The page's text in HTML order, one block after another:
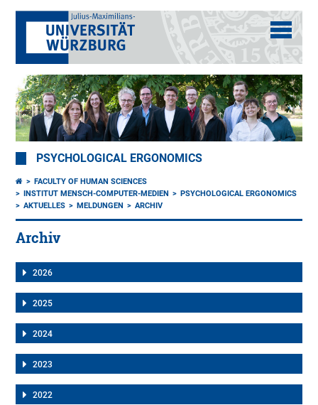
PSYCHOLOGICAL ERGONOMICS
FACULTY OF HUMAN SCIENCES
INSTITUT MENSCH-COMPUTER-MEDIEN
PSYCHOLOGICAL ERGONOMICS
AKTUELLES
MELDUNGEN ARCHIV
Archiv
2026
2025
2024
2023
2022